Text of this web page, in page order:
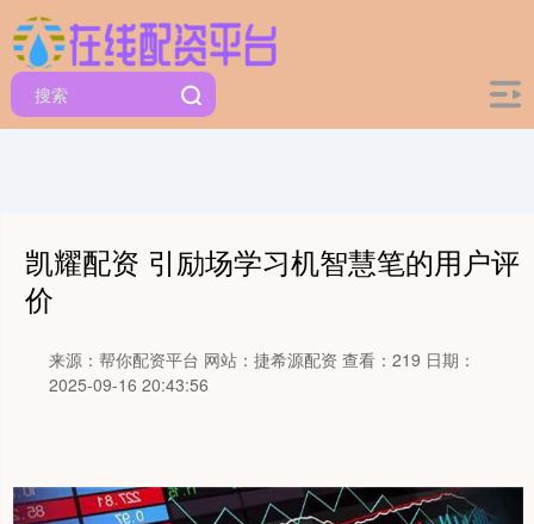
凯耀配资 引励场学习机智慧笔的用户评
价
来源：帮你配资平台 网站：捷希源配资 查看：219 日期：
2025-09-16 20:43:56